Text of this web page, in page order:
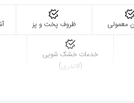
معمولی ظروف پخت و پز
خدمات خشک شویی
(لاندری)